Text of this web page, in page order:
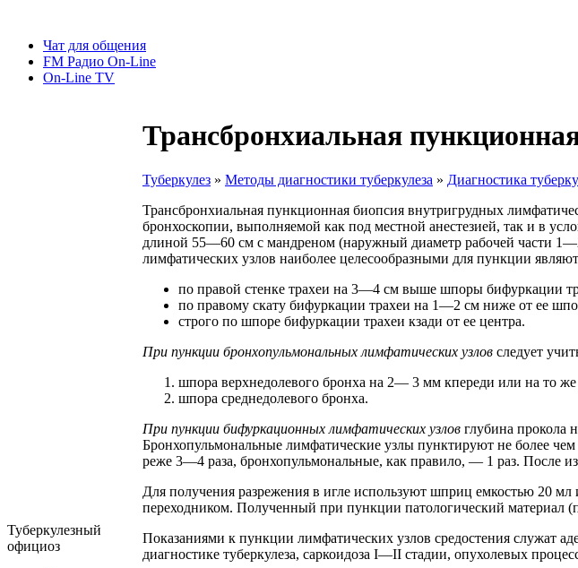
Чат для общения
FM Радио On-Line
On-Line TV
Туберкулезный
официоз
Трансбронхиальная
Туберкулез » Методы диагностики туберкулеза » Диагностика
Трансбронхиальная пункционная биопсия внутригрудных
бронхоскопии, выполняемой как под местной анестезией, так и в
длиной 55—60 см с мандреном (наружный диаметр рабочей части
лимфатических узлов наиболее целесообразными для пункции
по правой стенке трахеи на 3—4 см выше шпоры бифуркации
по правому скату бифуркации трахеи на 1—2 см ниже от ее
строго по шпоре бифуркации трахеи кзади от ее центра.
При пункции бронхопульмональных лимфатических узлов следует
шпора верхнедолевого бронха на 2— 3 мм кпереди или на то же
шпора среднедолевого бронха.
При пункции бифуркационных лимфатических узлов глубина
Бронхопульмональные лимфатические узлы пунктируют не более
реже 3—4 раза, бронхопульмональные, как правило, — 1 раз. После
Для получения разрежения в игле используют шприц емкостью 20
переходником. Полученный при пункции патологический материал
Показаниями к пункции лимфатических узлов средостения служат
диагностике туберкулеза, саркоидоза I—II стадии, опухолевых